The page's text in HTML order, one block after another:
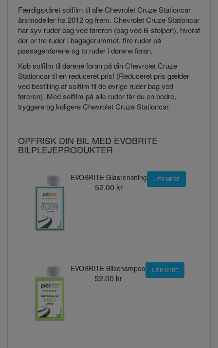
Færdigskåret solfilm til alle Chevrolet Cruze Stationcar
årsmodeller fra 2012 og frem. Chevrolet Cruze Stationcar
har syv ruder bag ved føreren (bag ved B-stolpen), hvoraf
der er tre ruder i bagagerummet, fire ruder på
passagerdørene og to ruder i dørene foran.
Køb solfilm til dørene foran på din Chevrolet Cruze
Stationcar til en reduceret pris! (Reduceret pris gælder
ved bestilling af solfilm til de øvrige ruder bag ved
føreren). Med solfilm på alle ruder får du en bedre,
tryggere og køligere Chevrolet Cruze Stationcar.
OPFRISK DIN BIL MED EVOBRITE
BILPLEJEPRODUKTER
EVOBRITE Glasrensning
52.00 kr
LÆR MERE
EVOBRITE Bilschampoo
52.00 kr
LÆR MERE